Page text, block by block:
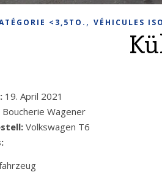
<3,5TO. , VÉHICULES
19. April 2021
Boucherie Wagener
Volkswagen T6